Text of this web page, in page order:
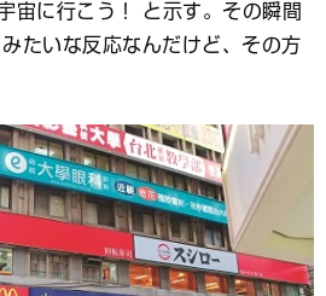
宙に行こう！ と示す。その瞬間
たいな反応なんだけど、その方